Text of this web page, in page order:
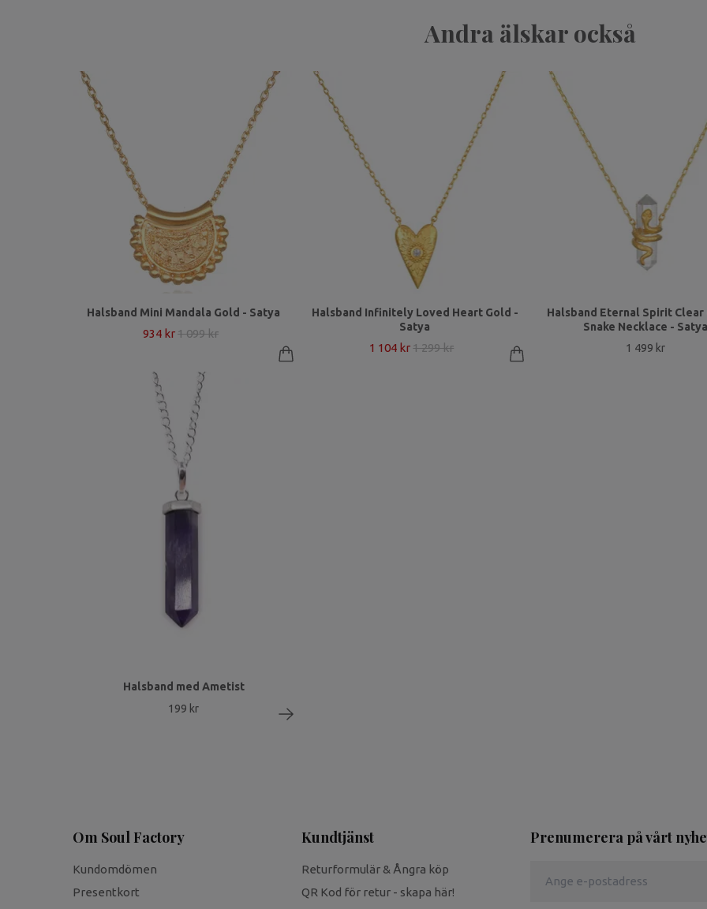
Andra älskar också
Halsband Mini Mandala Gold - Satya
934 kr1 099 kr
Halsband Infinitely Loved Heart Gold -
Satya
1 104 kr 1 299 kr
Halsband Eternal Spirit Clear
Snake Necklace - Satya
1 499 kr
Halsband med Ametist
199 kr
Om Soul Factory
Kundomdömen
Presentkort
Kundtjänst
Returformulär & Ångra köp
QR Kod för retur - skapa här!
Prenumerera på vårt